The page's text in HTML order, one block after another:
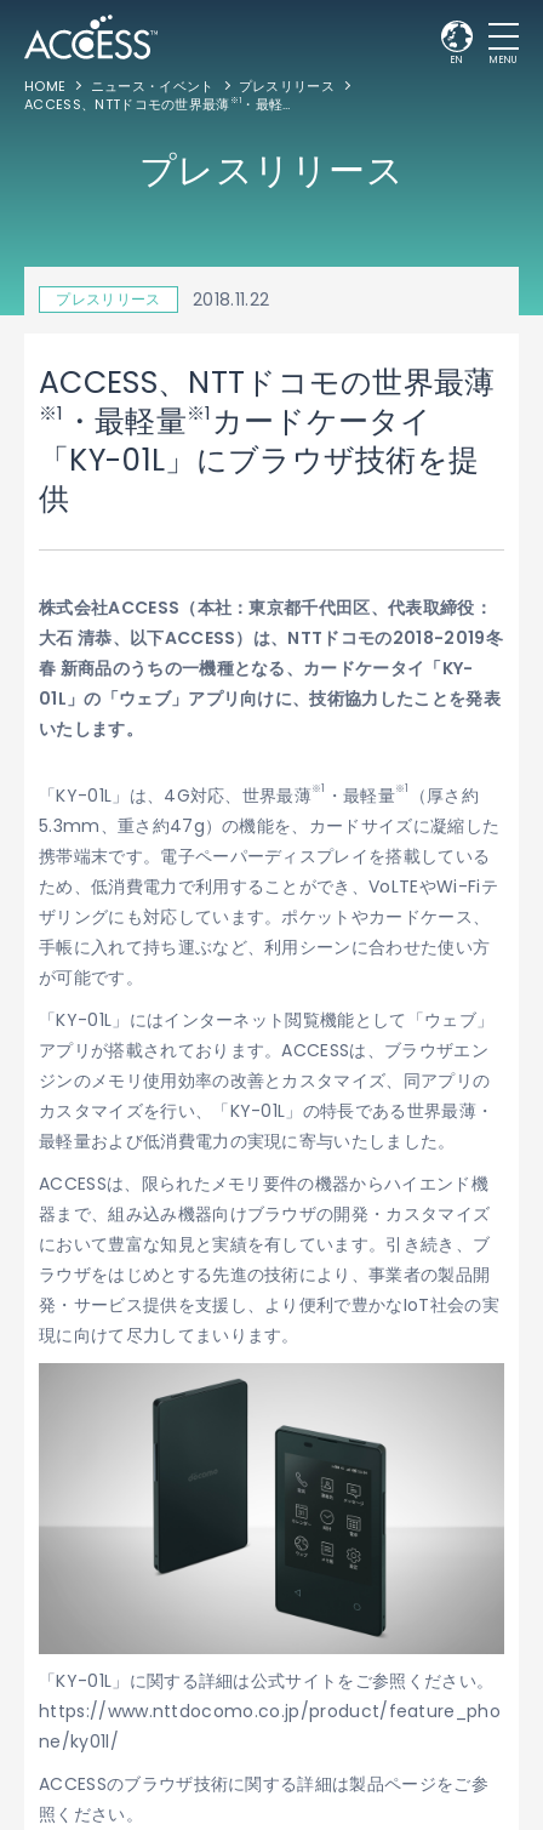
EN MENU
HOME ニュース・イベント
プレスリリース
ACCESS、NTTドコモの世界最薄 ※1 ・最軽量
プレスリリース
プレスリリース 2018.11.22
ACCESS、NTTドコモの世界最薄
※1 ・最軽量※1 カードケータイ
「KY-01L」にブラウザ技術を提
供
株式会社ACCESS（本社：東京都千代田区、代表取締役：
大石 清恭、以下ACCESS）は、NTTドコモの2018-2019冬
春 新商品のうちの一機種となる、カードケータイ「KY-
01L」の「ウェブ」アプリ向けに、技術協力したことを発表
いたします。
「KY-01L」は、4G対応、世界最薄※1 ・最軽量※1
（厚さ約
5.3mm、重さ約47g）の機能を、カードサイズに凝縮した
携帯端末です。電子ペーパーディスプレイを搭載している
ため、低消費電力で利用することができ、VoLTEやWi-Fiテ
ザリングにも対応しています。ポケットやカードケース、
手帳に入れて持ち運ぶなど、利用シーンに合わせた使い方
が可能です。
「KY-01L」にはインターネット閲覧機能として「ウェブ」
アプリが搭載されております。ACCESSは、ブラウザエン
ジンのメモリ使用効率の改善とカスタマイズ、同アプリの
カスタマイズを行い、「KY-01L」の特長である世界最薄・
最軽量および低消費電力の実現に寄与いたしました。
ACCESSは、限られたメモリ要件の機器からハイエンド機
器まで、組み込み機器向けブラウザの開発・カスタマイズ
において豊富な知見と実績を有しています。引き続き、ブ
ラウザをはじめとする先進の技術により、事業者の製品開
発・サービス提供を支援し、より便利で豊かなIoT社会の実
現に向けて尽力してまいります。
「KY-01L」に関する詳細は公式サイトをご参照ください。
https://www.nttdocomo.co.jp/product/feature_pho
ne/ky01l/
ACCESSのブラウザ技術に関する詳細は製品ページをご参
照ください。